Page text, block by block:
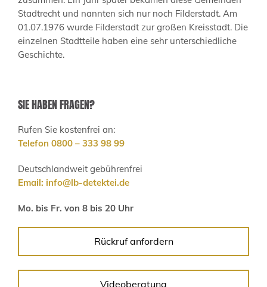
Stadtrecht und nannten sich nur noch Filderstadt. Am
01.07.1976 wurde Filderstadt zur großen Kreisstadt. Die
einzelnen Stadtteile haben eine sehr unterschiedliche
Geschichte.
SIE HABEN FRAGEN?
Rufen Sie kostenfrei an:
Telefon 0800 – 333 98 99
Deutschlandweit gebührenfrei
Email: info@lb-detektei.de
Mo. bis Fr. von 8 bis 20 Uhr
Rückruf anfordern
Videoberatung